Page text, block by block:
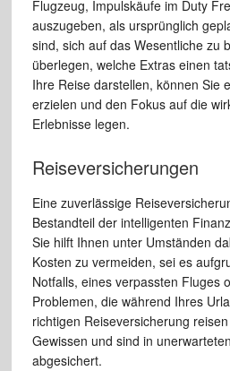
Flugzeug, Impulskäufe im Duty
auszugeben, als ursprünglich
sind, sich auf das Wesentliche zu
überlegen, welche Extras einen
Ihre Reise darstellen, können Sie
erzielen und den Fokus auf die
Erlebnisse legen.
Reiseversicherungen
Eine zuverlässige
Bestandteil der intelligenten
Sie hilft Ihnen unter Umständen
Kosten zu vermeiden, sei es
Notfalls, eines verpassten Fluges
Problemen, die während Ihres
richtigen Reiseversicherung
Gewissen und sind in
abgesichert.